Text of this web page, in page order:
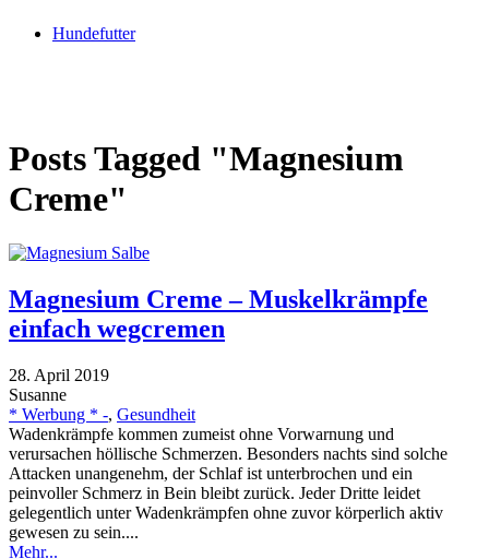
Hundefutter
Posts Tagged "Magnesium
Creme"
Magnesium Creme – Muskelkrämpfe
einfach wegcremen
28. April 2019
Susanne
* Werbung * -, Gesundheit
Wadenkrämpfe kommen zumeist ohne Vorwarnung und
verursachen höllische Schmerzen. Besonders nachts sind solche
Attacken unangenehm, der Schlaf ist unterbrochen und ein
peinvoller Schmerz in Bein bleibt zurück. Jeder Dritte leidet
gelegentlich unter Wadenkrämpfen ohne zuvor körperlich aktiv
gewesen zu sein....
Mehr...